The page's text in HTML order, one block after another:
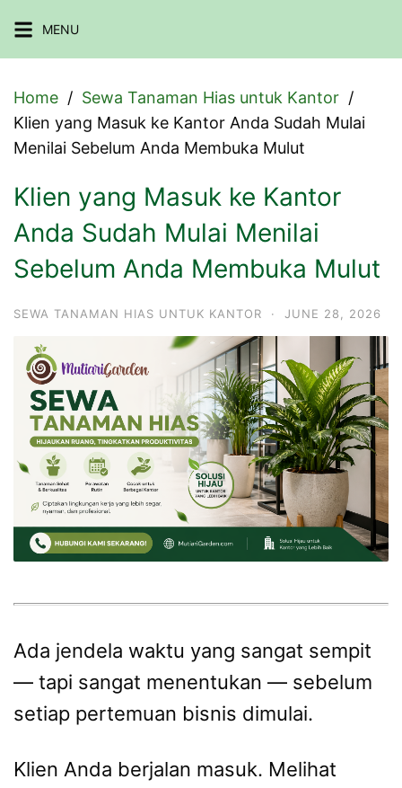
to
MENU
Home
Sewa Tanaman Hias untuk Kantor
Klien yang Masuk ke Kantor Anda Sudah Mulai
Menilai Sebelum Anda Membuka Mulut
Klien yang Masuk ke Kantor
Anda Sudah Mulai Menilai
Sebelum Anda Membuka Mulut
SEWA TANAMAN HIAS UNTUK KANTOR · JUNE 28, 2026
Ada jendela waktu yang sangat sempit
— tapi sangat menentukan — sebelum
setiap pertemuan bisnis dimulai.
Klien Anda berjalan masuk. Melihat